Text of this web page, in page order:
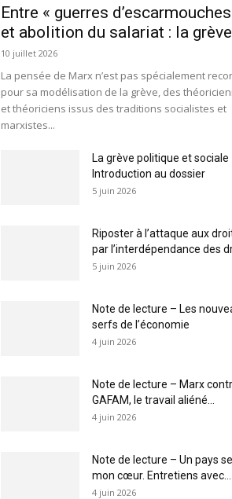
Entre « guerres
et abolition du salariat : la
10 juillet 2026
La pensée de Marx n’est pas spécialement
pour sa modélisation de la grève, des
et théoriciens issus des traditions socialistes et
marxistes...
La grève politique et sociale
Introduction au dossier
5 juin 2026
Riposter à l’attaque aux
par l’interdépendance des
5 juin 2026
Note de lecture – Les
serfs de l’économie
4 juin 2026
Note de lecture – Marx
GAFAM, le travail aliéné...
4 juin 2026
Note de lecture – Un pays
mon cœur. Entretiens avec...
4 juin 2026